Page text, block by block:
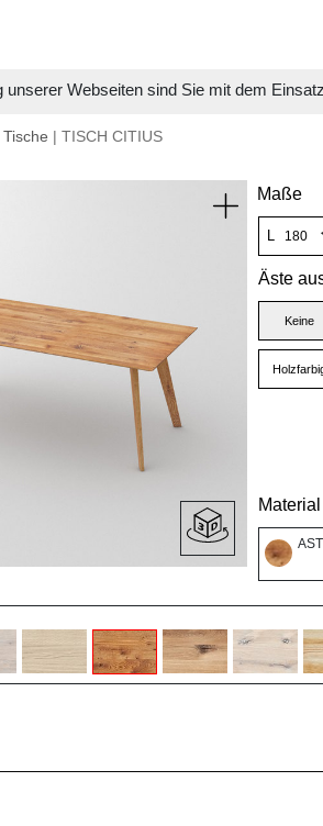
Webseiten sind Sie mit dem
| TISCH CITIUS
Maße
L
Äste
Keine
Material